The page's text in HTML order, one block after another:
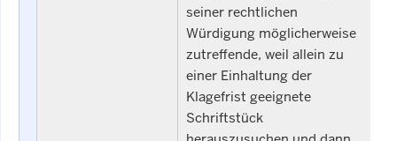
seiner rechtlichen
Würdigung möglicherweise
zutreffende, weil allein zu
einer Einhaltung der
Klagefrist geeignete
Schriftstück